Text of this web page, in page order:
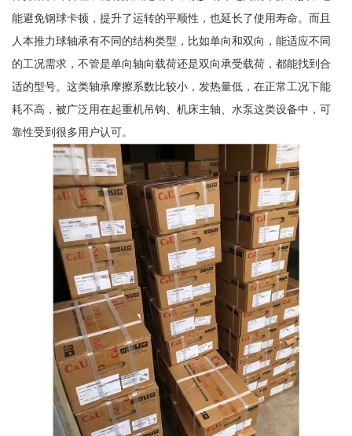
能避免钢球卡顿，提升了运转的平顺性，也延长了使用寿命。而且
人本推力球轴承有不同的结构类型，比如单向和双向，能适应不同
的工况需求，不管是单向轴向载荷还是双向承受载荷，都能找到合
适的型号。这类轴承摩擦系数比较小，发热量低，在正常工况下能
耗不高，被广泛用在起重机吊钩、机床主轴、水泵这类设备中，可
靠性受到很多用户认可。